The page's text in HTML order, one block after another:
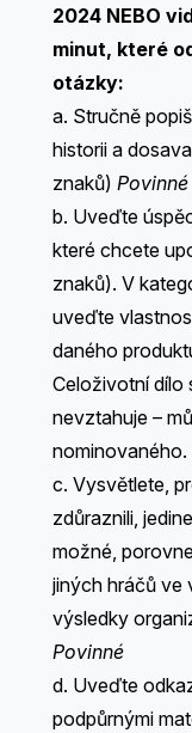
2024 NEBO
minut, které
otázky:
a. Stručně
historii a
znaků) Povinné
b. Uveďte
které chcete
znaků). ​​V
uveďte
daného
Celoživotní dílo
nevztahuje –
nominovaného.
c. Vysvětlete,
zdůraznili,
možné,
jiných hráčů ve
výsledky
Povinné
d. Uveďte
podpůrnými